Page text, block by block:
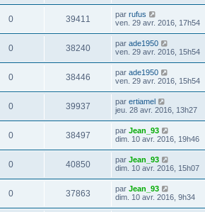
0 39411 par rufus
ven. 29 avr. 2016, 17h54
0 38240 par ade1950
ven. 29 avr. 2016, 15h54
0 38446 par ade1950
ven. 29 avr. 2016, 15h54
0 39937 par ertiamel
jeu. 28 avr. 2016, 13h27
0 38497 par Jean_93
dim. 10 avr. 2016, 19h46
0 40850 par Jean_93
dim. 10 avr. 2016, 15h07
0 37863 par Jean_93
dim. 10 avr. 2016, 9h34